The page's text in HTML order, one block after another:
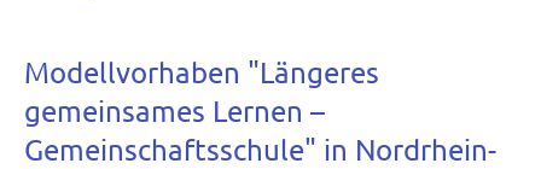
Modellvorhaben "Längeres
gemeinsames Lernen –
Gemeinschaftsschule" in Nordrhein-